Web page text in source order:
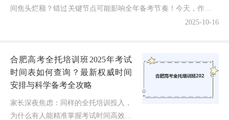
间焦头烂额？错过关键节点可能影响全年备考节奏！今天，作为深
耕大连教培领域10年的博主，我将结合最新招生数据，...2025-10-16
合肥高考全托培训班2025年考试
时间表如何查询？最新权威时间
安排与科学备考全攻略
家长深夜焦虑：同样的全托培训投入，
为什么有人能精准掌握考试时间高效备